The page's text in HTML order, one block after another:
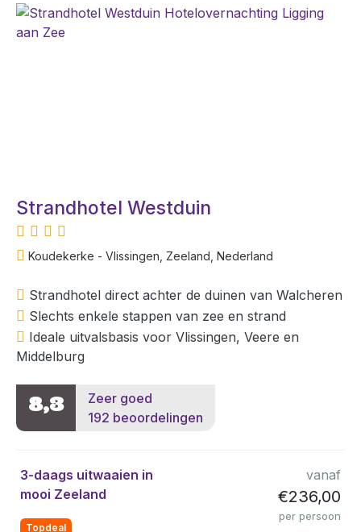
Strandhotel Westduin
Koudekerke - Vlissingen, Zeeland, Nederland
Strandhotel direct achter de duinen van Walcheren
Slechts enkele stappen van zee en strand
Ideale uitvalsbasis voor Vlissingen, Veere en
Middelburg
8,3
Zeer goed
192 beoordelingen
3-daags uitwaaien in
mooi Zeeland
Topdeal
vanaf
€236,00
per persoon